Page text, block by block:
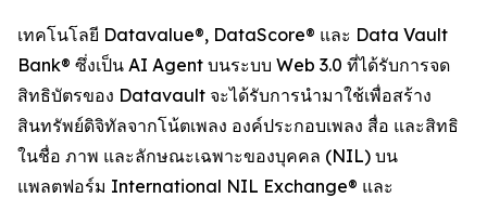
เทคโนโลยี Datavalue®, DataScore® และ Data Vault
Bank® ซึ่งเป็น AI Agent บนระบบ Web 3.0 ที่ได้รับการจด
สิทธิบัตรของ Datavault จะได้รับการนำมาใช้เพื่อสร้าง
สินทรัพย์ดิจิทัลจากโน้ตเพลง องค์ประกอบเพลง สื่อ และสิทธิ
ในชื่อ ภาพ และลักษณะเฉพาะของบุคคล (NIL) บน
แพลตฟอร์ม International NIL Exchange® และ